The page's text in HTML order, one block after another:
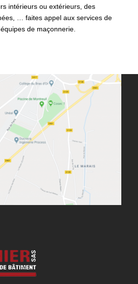
intérieurs ou extérieurs, des
… faites appel aux services de
de maçonnerie.